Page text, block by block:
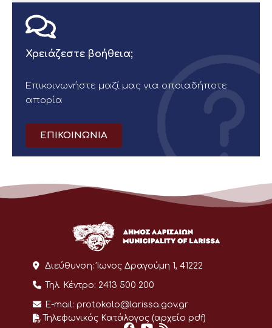
Χρειάζεστε βοήθεια;
Επικοινωνήστε μαζί μας για οποιαδήποτε
απορία
ΕΠΙΚΟΙΝΩΝΙΑ
Διεύθυνση: Ίωνος Δραγούμη 1, 41222
Τηλ. Κέντρο: 2413 500 200
E-mail: protokolo@larissa.gov.gr
Τηλεφωνικός Κατάλογος (αρχείο pdf)